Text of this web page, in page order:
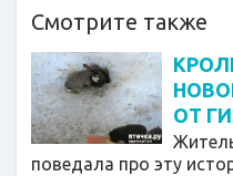
Смотрите также
ОТ
поведала про эту